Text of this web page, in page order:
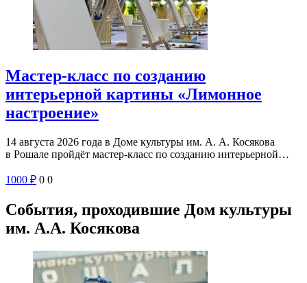
Мастер-класс по созданию
интерьерной картины «Лимонное
настроение»
14 августа 2026 года в Доме культуры им. А. А. Косякова
в Рошале пройдёт мастер-класс по созданию интерьерной…
1000 ₽ 0 0
События, проходившие Дом культуры
им. А.А. Косякова